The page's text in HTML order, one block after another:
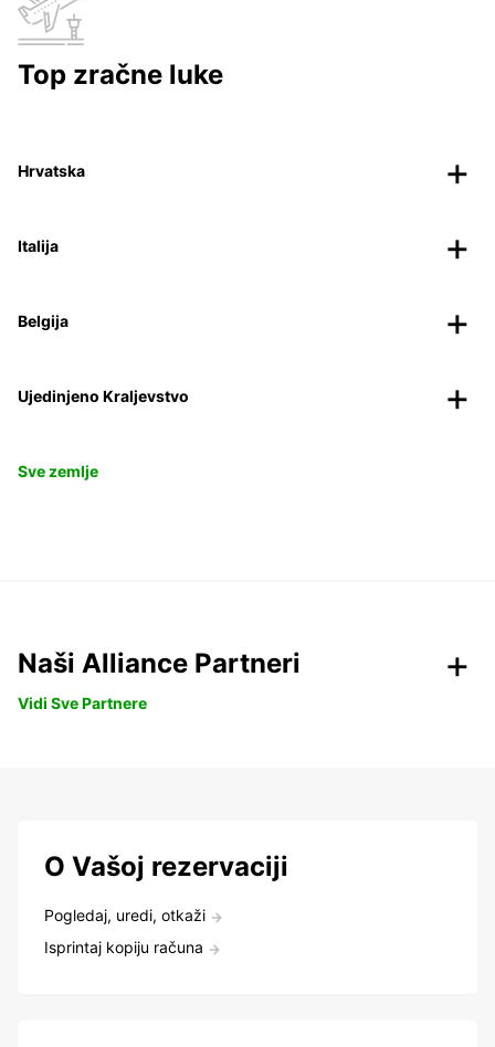
Top zračne luke
Hrvatska
Italija
Belgija
Ujedinjeno Kraljevstvo
Sve zemlje
Naši Alliance Partneri
Vidi Sve Partnere
O Vašoj rezervaciji
Pogledaj, uredi, otkaži
Isprintaj kopiju računa